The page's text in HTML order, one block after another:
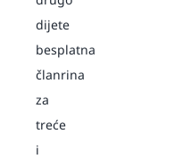
dijete
besplatna
članrina
za
treće
i